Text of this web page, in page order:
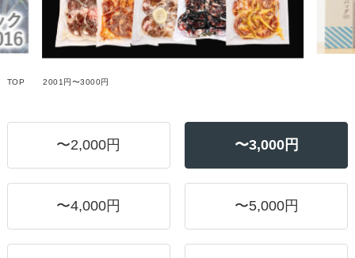
TOP 2001円〜3000円
〜2,000円 〜3,000円
〜4,000円 〜5,000円